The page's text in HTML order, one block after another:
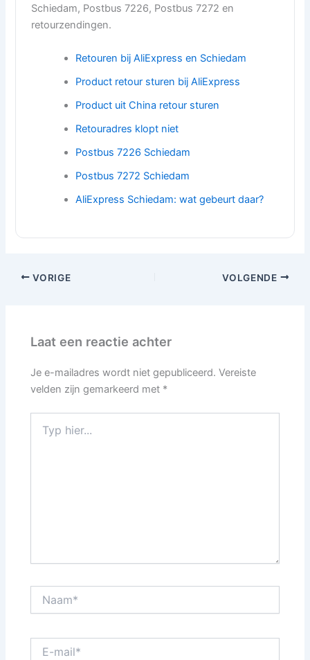
Schiedam, Postbus 7226, Postbus 7272 en
retourzendingen.
Retouren bij AliExpress en Schiedam
Product retour sturen bij AliExpress
Product uit China retour sturen
Retouradres klopt niet
Postbus 7226 Schiedam
Postbus 7272 Schiedam
AliExpress Schiedam: wat gebeurt daar?
VORIGE VOLGENDE
Laat een reactie achter
Je e-mailadres wordt niet gepubliceerd. Vereiste
velden zijn gemarkeerd met *
hier...